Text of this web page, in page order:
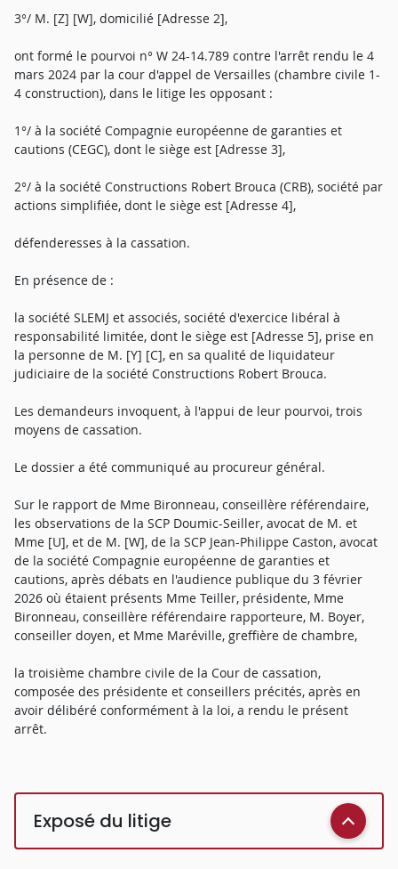
3°/ M. [Z] [W], domicilié [Adresse 2],
ont formé le pourvoi n° W 24-14.789 contre l'arrêt rendu le 4
mars 2024 par la cour d'appel de Versailles (chambre civile 1-
4 construction), dans le litige les opposant :
1°/ à la société Compagnie européenne de garanties et
cautions (CEGC), dont le siège est [Adresse 3],
2°/ à la société Constructions Robert Brouca (CRB), société par
actions simplifiée, dont le siège est [Adresse 4],
défenderesses à la cassation.
En présence de :
la société SLEMJ et associés, société d'exercice libéral à
responsabilité limitée, dont le siège est [Adresse 5], prise en
la personne de M. [Y] [C], en sa qualité de liquidateur
judiciaire de la société Constructions Robert Brouca.
Les demandeurs invoquent, à l'appui de leur pourvoi, trois
moyens de cassation.
Le dossier a été communiqué au procureur général.
Sur le rapport de Mme Bironneau, conseillère référendaire,
les observations de la SCP Doumic-Seiller, avocat de M. et
Mme [U], et de M. [W], de la SCP Jean-Philippe Caston, avocat
de la société Compagnie européenne de garanties et
cautions, après débats en l'audience publique du 3 février
2026 où étaient présents Mme Teiller, présidente, Mme
Bironneau, conseillère référendaire rapporteure, M. Boyer,
conseiller doyen, et Mme Maréville, greffière de chambre,
la troisième chambre civile de la Cour de cassation,
composée des présidente et conseillers précités, après en
avoir délibéré conformément à la loi, a rendu le présent
arrêt.
Exposé du litige